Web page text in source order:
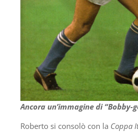
Ancora un’immagine di “Bobby-
Roberto si consolò con la Coppa